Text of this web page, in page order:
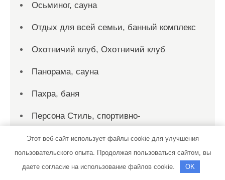
Осьминог, сауна
Отдых для всей семьи, банный комплекс
Охотничий клуб, Охотничий клуб
Панорама, сауна
Пахра, баня
Персона Стиль, спортивно-
Пик-сервис, автомойка
Этот веб-сайт использует файлы cookie для улучшения
пользовательского опыта. Продолжая пользоваться сайтом, вы
даете согласие на использование файлов cookie.
OK